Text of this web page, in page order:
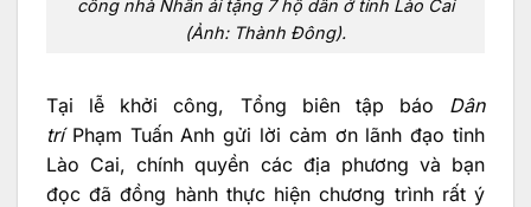
công nhà Nhân ái tặng 7 hộ dân ở tỉnh Lào Cai
(Ảnh: Thành Đông).
Tại lễ khởi công, Tổng biên tập báo Dân
tríPhạm Tuấn Anh gửi lời cảm ơn lãnh đạo tỉnh
Lào Cai, chính quyền các địa phương và bạn
đọc đã đồng hành thực hiện chương trình rất ý